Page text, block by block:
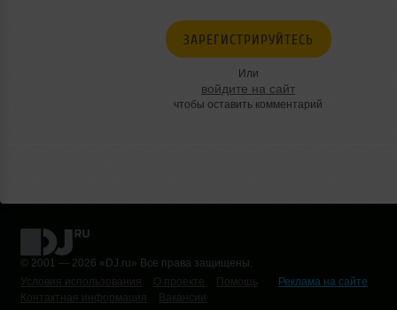
ЗАРЕГИСТРИРУЙТЕСЬ
Или
войдите на сайт
чтобы оставить комментарий
© 2001 — 2026 «DJ.ru» Все права защищены.
Условия использования
О проекте Помощь
Реклама на сайте
Контактная информация
Вакансии